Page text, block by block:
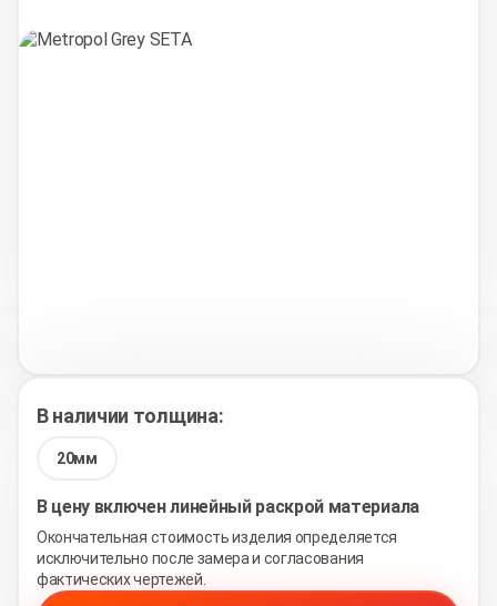
В наличии толщина:
20мм
В цену включен линейный раскрой материала
Окончательная стоимость изделия определяется
исключительно после замера и согласования
фактических чертежей.